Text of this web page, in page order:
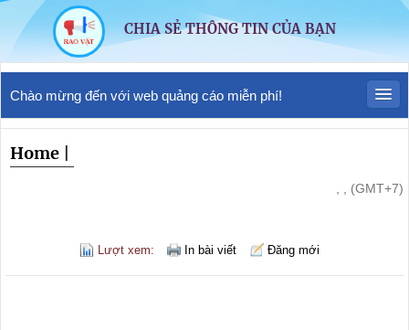
CHIA SẺ THÔNG TIN CỦA BẠN
Chào mừng đến với web quảng cáo miễn phí!
Home
, , (GMT+7)
Lượt xem: In bài viết Đăng mới